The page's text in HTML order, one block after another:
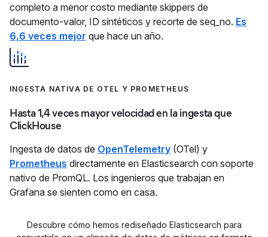
completo a menor costo mediante skippers de
documento-valor, ID sintéticos y recorte de seq_no. Es
6,6 veces mejor que hace un año.
INGESTA NATIVA DE OTEL Y PROMETHEUS
Hasta 1,4 veces mayor velocidad en la ingesta que
ClickHouse
Ingesta de datos de OpenTelemetry (OTel) y
Prometheus directamente en Elasticsearch con soporte
nativo de PromQL. Los ingenieros que trabajan en
Grafana se sienten como en casa.
Descubre cómo hemos rediseñado Elasticsearch para